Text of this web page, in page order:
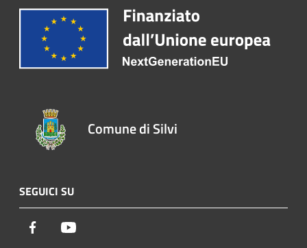
Comune di Silvi
SEGUICI SU
Facebook